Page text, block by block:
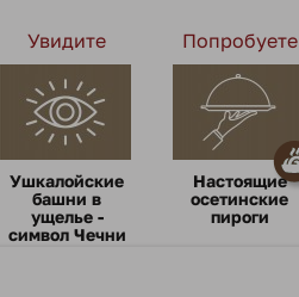
Увидите
Ушкалойские
башни в
ущелье -
символ Чечни
Попробуете
Настоящие
осетинские
пироги